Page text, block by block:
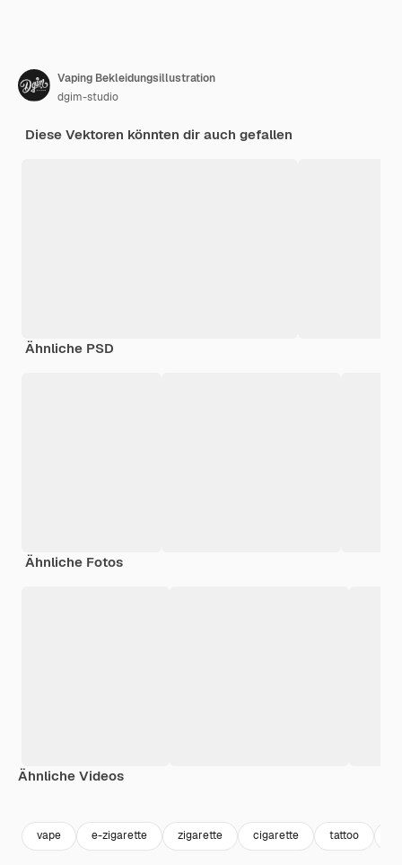
Vaping Bekleidungsillustration
dgim-studio
Diese Vektoren könnten dir auch gefallen
Ähnliche PSD
Ähnliche Fotos
Ähnliche Videos
vape e-zigarette zigarette cigarette tattoo